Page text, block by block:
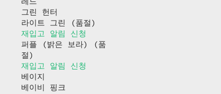
그린 헌터
라이트 그린 (품절)
재입고 알림 신청
퍼플 (밝은 보라) (품
절)
재입고 알림 신청
베이지
베이비 핑크